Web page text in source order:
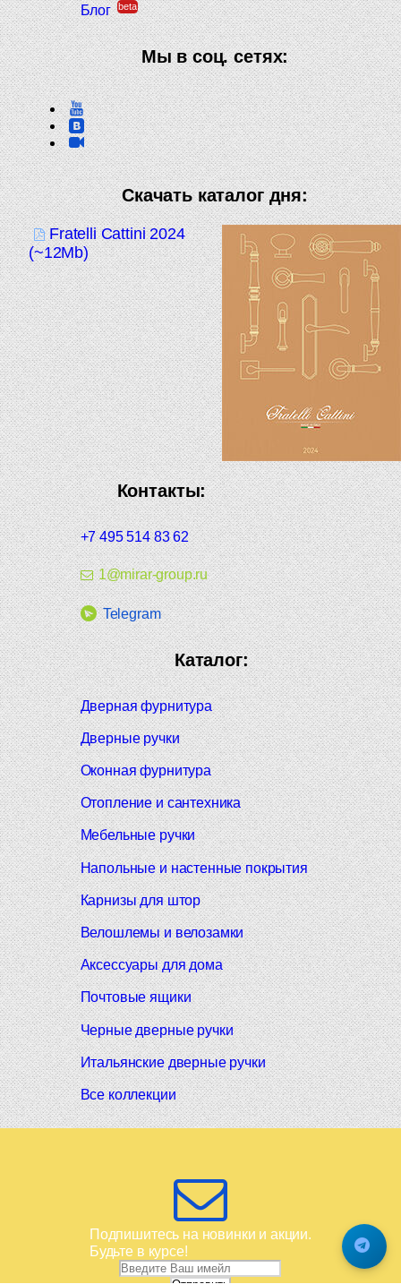
Блог beta
Мы в соц. сетях:
Скачать каталог дня:
Fratelli Cattini 2024
(~12Mb)
Контакты:
+7 495 514 83 62
1@mirar-group.ru
Telegram
Каталог:
Дверная фурнитура
Дверные ручки
Оконная фурнитура
Отопление и сантехника
Мебельные ручки
Напольные и настенные покрытия
Карнизы для штор
Велошлемы и велозамки
Аксессуары для дома
Почтовые ящики
Черные дверные ручки
Итальянские дверные ручки
Все коллекции
Подпишитесь на новинки и акции.
Будьте в курсе!